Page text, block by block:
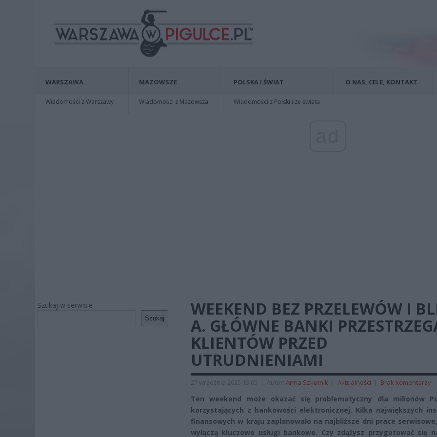
WARSZAWA
Wiadomości z Warszawy
MAZOWSZE
Wiadomości z Mazowsza
POLSKA I ŚWIAT
Wiadomości z Polski i ze świata
O NAS, CELE, KONTAKT
Szukaj w serwisie
Szukaj
WEEKEND BEZ PRZELEWÓW I
A. GŁÓWNE BANKI
KLIENTÓW PRZED
UTRUDNIENIAMI
27 września 2025 13:05 | Autor: Anna Szkutnik | Aktualności | Brak komentarzy
Ten weekend może okazać się problematyczny dla milionów
korzystających z bankowości elektronicznej. Kilka największych
finansowych w kraju zaplanowało na najbliższe dni prace
wyłączą kluczowe usługi bankowe. Czy zdążysz przygotować się